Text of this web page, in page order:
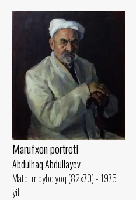
Marufxon portreti
Abdulhaq Abdullayev
Mato, moybo‘yoq (82x70) - 1975
yil